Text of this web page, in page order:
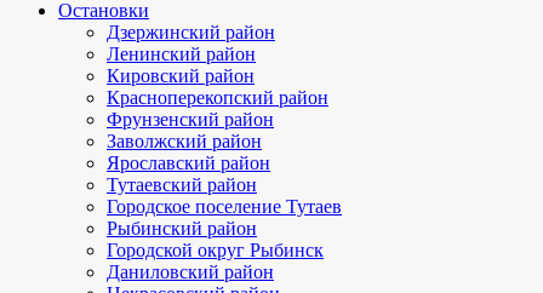
Остановки
Дзержинский район
Ленинский район
Кировский район
Красноперекопский район
Фрунзенский район
Заволжский район
Ярославский район
Тутаевский район
Городское поселение Тутаев
Рыбинский район
Городской округ Рыбинск
Даниловский район